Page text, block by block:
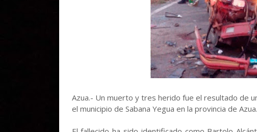
Azua.- Un muerto y tres herido fue el resultado de
el municipio de Sabana Yegua en la provincia de Azua.